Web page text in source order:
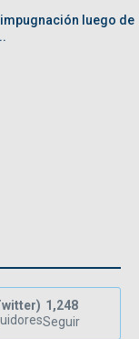
luego de
1,248
Seguir